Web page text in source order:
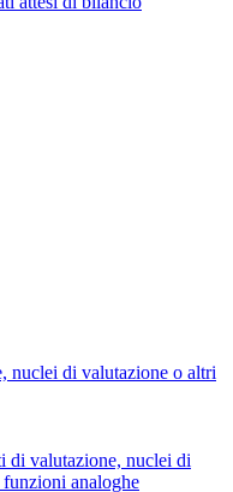
nuclei di valutazione o altri
di valutazione, nuclei di
analoghe